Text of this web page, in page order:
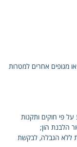
מגופים אחרים למטרות
פי חוקים ותקנות
הלבנת הון;
ללא הגבלה, לבקשת